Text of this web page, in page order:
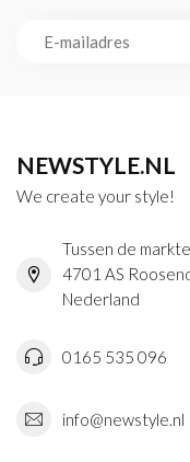
NEWSTYLE.NL
We create your style!
Tussen de
4701 AS
Nederland
0165 535 096
info@newstyle.nl